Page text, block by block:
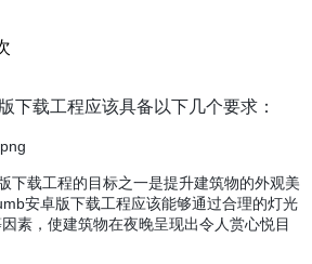
载工程应该具备以下几个要求：
版下载工程的目标之一是提升建筑物的外观美
安卓版下载工程应该能够通过合理的灯光
素，使建筑物在夜晚呈现出令人赏心悦目